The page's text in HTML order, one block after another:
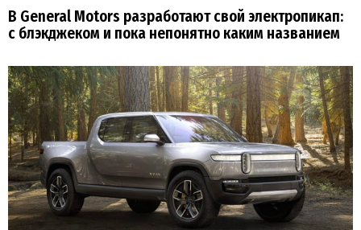
В General Motors разработают свой электропикап:
с блэкджеком и пока непонятно каким названием